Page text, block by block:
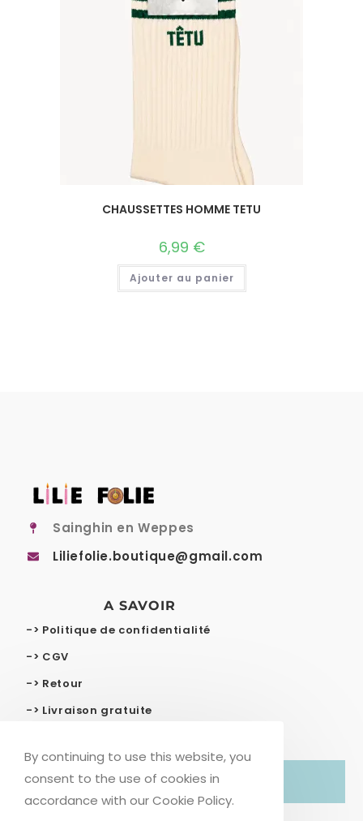
CHAUSSETTES HOMME TETU
6,99 €
Ajouter au panier
Sainghin en Weppes
Liliefolie.boutique@gmail.com
A SAVOIR
-> Politique de confidentialité
-> CGV
-> Retour
-> Livraison gratuite
© COPYRIGHT – LILIE FOLIE
By continuing to use this website, you
consent to the use of cookies in
accordance with our Cookie Policy.